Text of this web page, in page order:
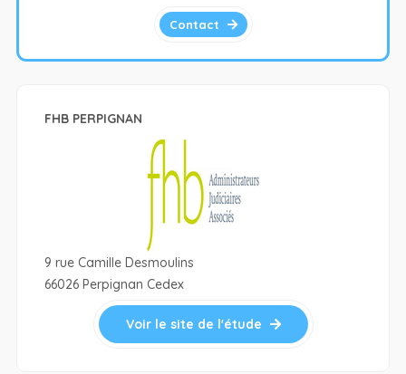
Contact
FHB PERPIGNAN
9 rue Camille Desmoulins
66026 Perpignan Cedex
Voir le site de l'étude